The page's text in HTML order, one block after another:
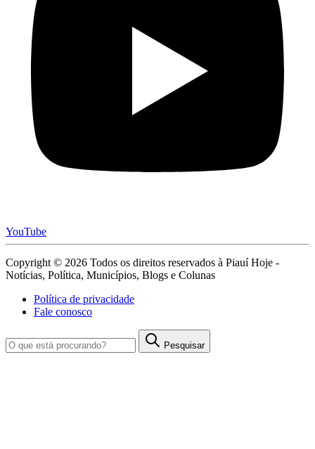
YouTube
Copyright © 2026 Todos os direitos reservados à Piauí Hoje -
Notícias, Política, Municípios, Blogs e Colunas
Política de privacidade
Fale conosco
Pesquisar